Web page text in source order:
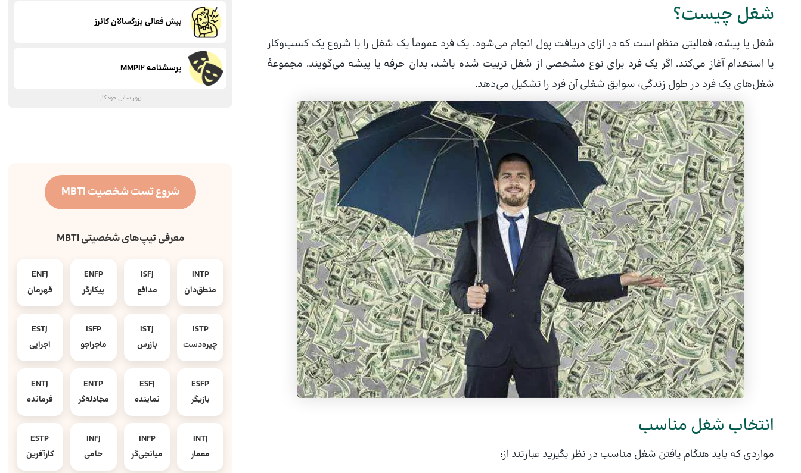
شغل چیست؟
شغل یا پیشه، فعالیتی منظم است که در ازای دریافت پول انجام می‌شود. یک فرد عموماً یک شغل را با شروع یک کسب‌وکار
یا استخدام آغاز می‌کند. اگر یک فرد برای نوع مشخصی از شغل تربیت شده‌ باشد، بدان حرفه یا پیشه می‌گویند. مجموعهٔ
شغل‌های یک فرد در طول زندگی، سوابق شغلی آن فرد را تشکیل می‌دهد.
انتخاب شغل مناسب
مواردی که باید هنگام یافتن شغل مناسب در نظر بگیرید عبارتند از:
بیش فعالی بزرگسالان کانرز
پرسشنامه MMPI2
بروزرسانی خودکار
شروع تست شخصیت MBTI
معرفی تیپ‌های شخصیتی MBTI
INTP
منطق‌دان
ISFJ
مدافع
ENFP
پیکارگر
ENFJ
قهرمان
ISTP
چیره‌دست
ISTJ
بازرس
ISFP
ماجراجو
ESTJ
اجرایی
ESFP
بازیگر
ESFJ
نماینده
ENTP
مجادله‌گر
ENTJ
فرمانده
INTJ
معمار
INFP
میانجی‌گر
INFJ
حامی
ESTP
کارآفرین